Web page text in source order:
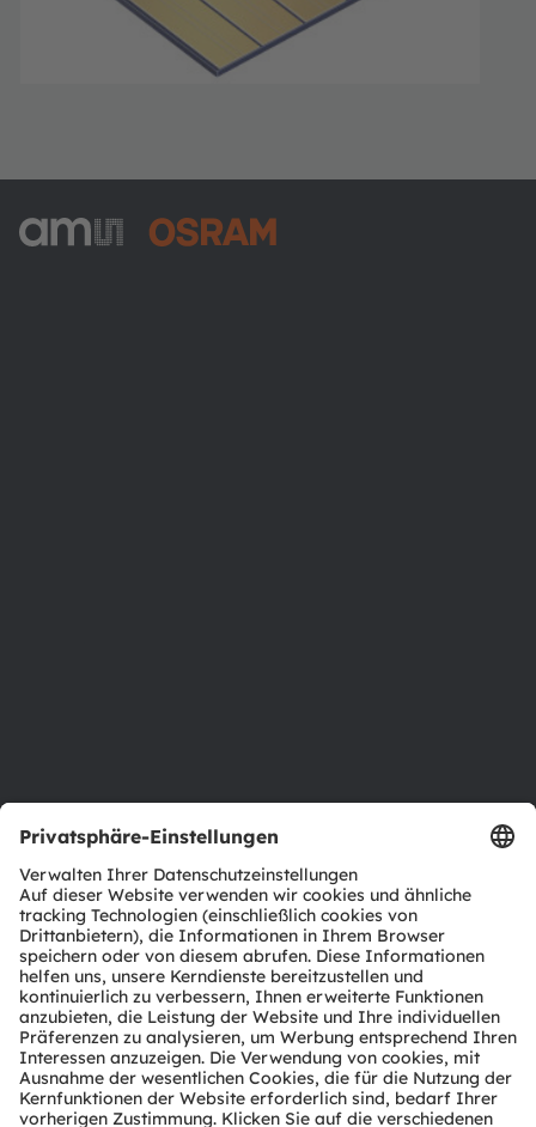
Produkt Selektor
Download Center
Tools
Kundenanfragen
Technischer Support
Partner Netzwerk
Whistleblowing